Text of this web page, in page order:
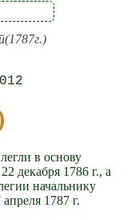
в основу
декабря 1786 г., а
начальнику
1787 г.